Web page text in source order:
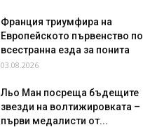
Франция триумфира на
Европейското първенство по
всестранна езда за понита
03.08.2026
Льо Ман посреща бъдещите
звезди на волтижировката –
първи медалисти от...